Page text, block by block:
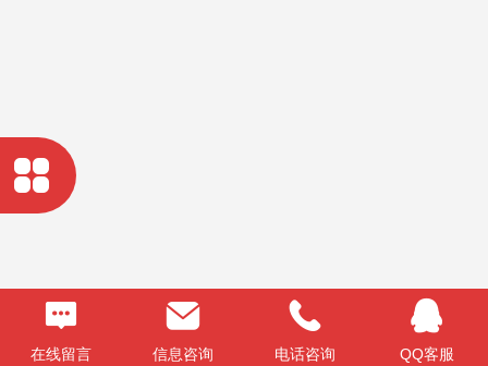
在线留言 信息咨询 电话咨询 QQ客服